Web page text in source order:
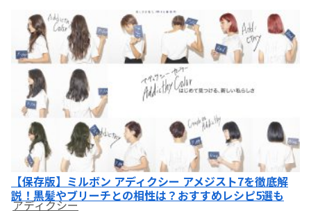
【保存版】ミルボン アディクシー アメジスト7を徹底解
説！黒髪やブリーチとの相性は？おすすめレシピ5選も
アディクシー